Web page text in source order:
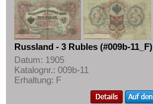
Russland - 3 Rubles (#009b-11_F)
Datum: 1905
Katalognr.: 009b-11
Erhaltung: F